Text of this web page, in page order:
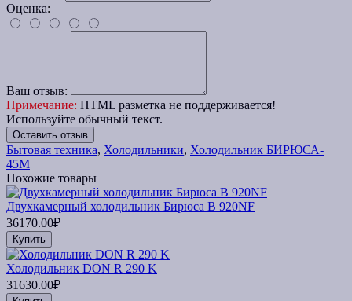
Оценка:
Ваш отзыв:
Примечание: HTML разметка не поддерживается!
Используйте обычный текст.
Оставить отзыв
Бытовая техника, Холодильники, Холодильник БИРЮСА-
45М
Похожие товары
Двухкамерный холодильник Бирюса B 920NF
36170.00₽
Купить
Холодильник DON R 290 K
31630.00₽